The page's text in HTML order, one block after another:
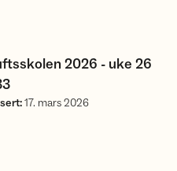
33
:17. mars 2026
2026 - uke 26